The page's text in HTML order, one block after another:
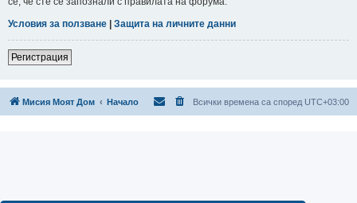
Условия за ползване | Защита на личните данни
Регистрация
Мисия Моят Дом Начало Всички времена са според UTC+03:00